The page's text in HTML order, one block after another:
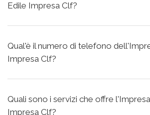
Edile Impresa Clf?
Qual'è il numero di telefono
Impresa Clf?
Quali sono i servizi che offre
Impresa Clf?